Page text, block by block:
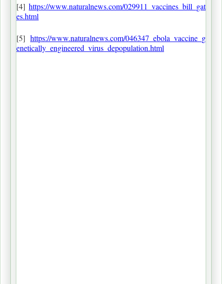
[4] https://www.naturalnews.com/029911_vaccines_bill_gat
es.html
[5] https://www.naturalnews.com/046347_ebola_vaccine_g
enetically_engineered_virus_depopulation.html